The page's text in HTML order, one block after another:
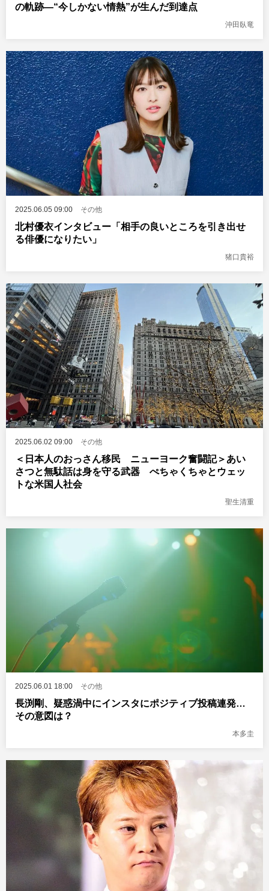
の軌跡―“今しかない情熱”が生んだ到達点
沖田臥竜
2025.06.05 09:00 その他
北村優衣インタビュー「相手の良いところを引き出せ
る俳優になりたい」
猪口貴裕
2025.06.02 09:00 その他
＜日本人のおっさん移民 ニューヨーク奮闘記＞あい
さつと無駄話は身を守る武器 ぺちゃくちゃとウェッ
トな米国人社会
聖生清重
2025.06.01 18:00 その他
長渕剛、疑惑渦中にインスタにポジティブ投稿連発…
その意図は？
本多圭